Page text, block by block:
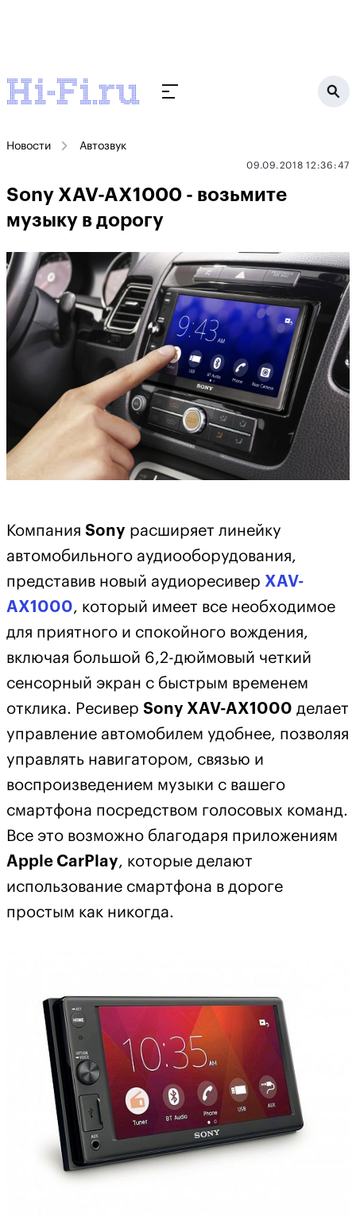
Новости Автозвук
09.09.2018 12:36:47
Sony XAV-AX1000 - возьмите
музыку в дорогу
Компания Sony расширяет линейку
автомобильного аудиооборудования,
представив новый аудиоресивер XAV-
AX1000, который имеет все необходимое
для приятного и спокойного вождения,
включая большой 6,2-дюймовый четкий
сенсорный экран с быстрым временем
отклика. Ресивер Sony XAV-AX1000 делает
управление автомобилем удобнее, позволяя
управлять навигатором, связью и
воспроизведением музыки с вашего
смартфона посредством голосовых команд.
Все это возможно благодаря приложениям
Apple CarPlay, которые делают
использование смартфона в дороге
простым как никогда.